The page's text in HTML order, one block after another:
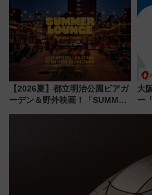
響
【2026夏】都立明治公園ビアガ
ーデン＆野外映画！「SUMMER
大
ー